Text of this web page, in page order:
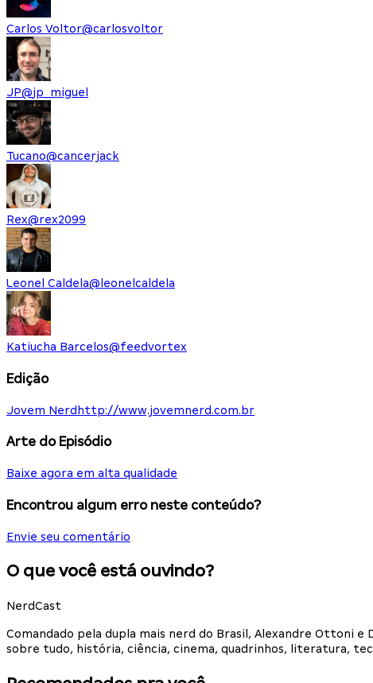
Carlos Voltor@carlosvoltor
JP@jp_miguel
Tucano@cancerjack
Rex@rex2099
Leonel Caldela@ leonelcaldela
Katiucha Barcelos@feedvortex
Edição
Jovem Nerd http://www.jovemnerd.com.br
Arte do Episódio
Baixe agora em alta qualidade
Encontrou algum erro neste conteúdo?
Envie seu comentário
O que você está ouvindo?
NerdCast
Comandado pela dupla mais nerd do Brasil, Alexandre Ottoni e
sobre tudo, história, ciência, cinema, quadrinhos, literatura,